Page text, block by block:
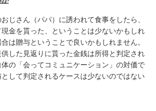
じさん（パパ）に誘われて食事をしたら、
現金を貰った、ということは少ないかもしれ
は贈与ということで良いかもしれません。
した見返りに貰った金銭は所得と判定され
の「会ってコミュニケーション」の対価で
して判定されるケースは少ないのではない